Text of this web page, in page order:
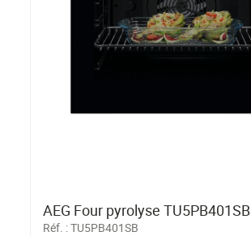
AEG Four pyrolyse TU5PB401SB
Réf. :TU5PB401SB